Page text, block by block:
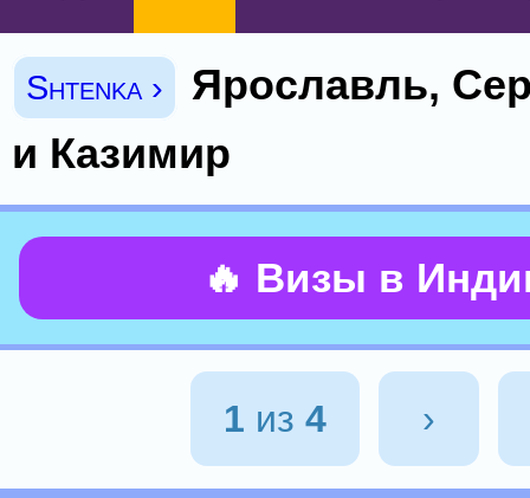
Shtenka ›
Ярославль,
и Казимир
🔥 Визы в
1 из 4 ›